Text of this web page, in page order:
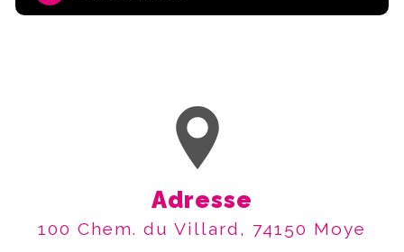
Adresse
100 Chem. du Villard, 74150 Moye